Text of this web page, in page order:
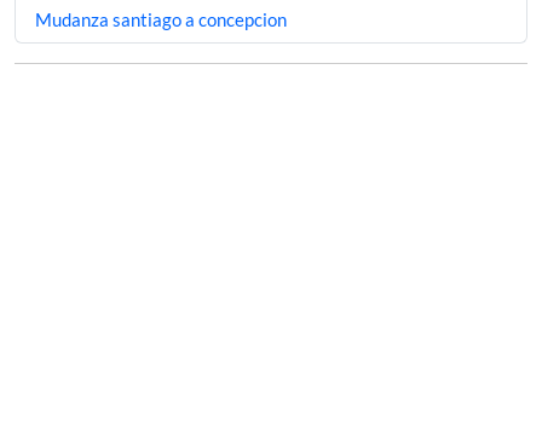
Mudanza santiago a concepcion